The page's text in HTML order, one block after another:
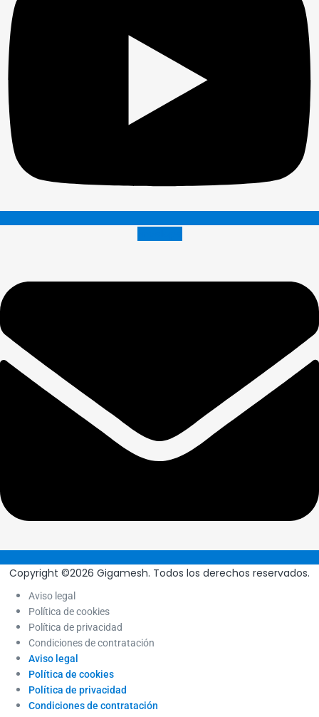
Copyright ©2026 Gigamesh. Todos los derechos reservados.
Aviso legal
Política de cookies
Política de privacidad
Condiciones de contratación
Aviso legal
Política de cookies
Política de privacidad
Condiciones de contratación